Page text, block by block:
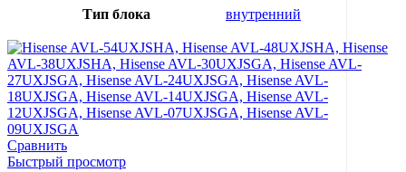
Тип блока внутренний
Сравнить
Быстрый просмотр